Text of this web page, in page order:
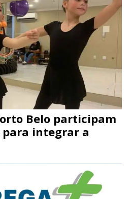
Belo participam
para integrar a